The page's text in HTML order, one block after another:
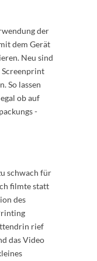
der
dem Gerät
Neu sind
Screenprint
So lassen
ob auf
-
schwach für
filmte statt
des
rief
das Video